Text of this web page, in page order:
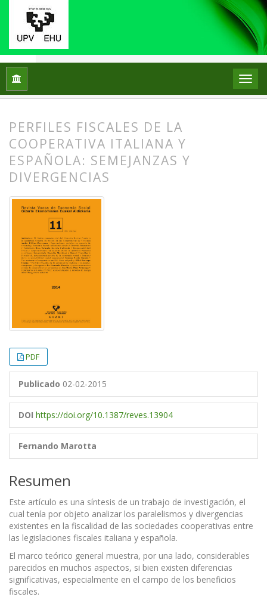
Inicio
PERFILES FISCALES DE LA
COOPERATIVA ITALIANA Y
ESPAÑOLA: SEMEJANZAS Y
DIVERGENCIAS
PDF
Publicado 02-02-2015
DOI https://doi.org/10.1387/reves.13904
Fernando Marotta
Resumen
Este artículo es una síntesis de un trabajo de investigación, el
cual tenía por objeto analizar los paralelismos y divergencias
existentes en la fiscalidad de las sociedades cooperativas entre
las legislaciones fiscales italiana y española.
El marco teórico general muestra, por una lado, considerables
parecidos en muchos aspectos, si bien existen diferencias
significativas, especialmente en el campo de los beneficios
fiscales.